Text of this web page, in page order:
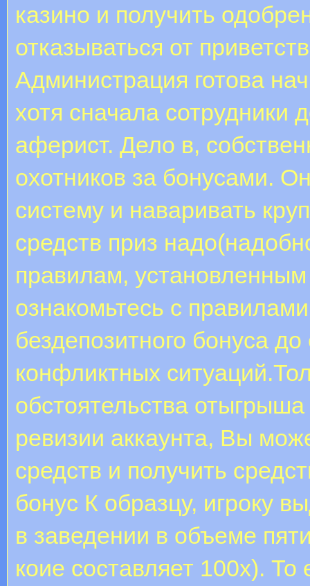
казино и получить
отказываться от
Администрация готова
хотя сначала сотрудники
аферист. Дело в,
охотников за бонусами.
систему и наваривать
средств приз
правилам,
ознакомьтесь с
бездепозитного бонуса
конфликтных
обстоятельства
ревизии аккаунта, Вы
средств и получить
бонус К образцу, игроку
в заведении в объеме
коие составляет 100х).